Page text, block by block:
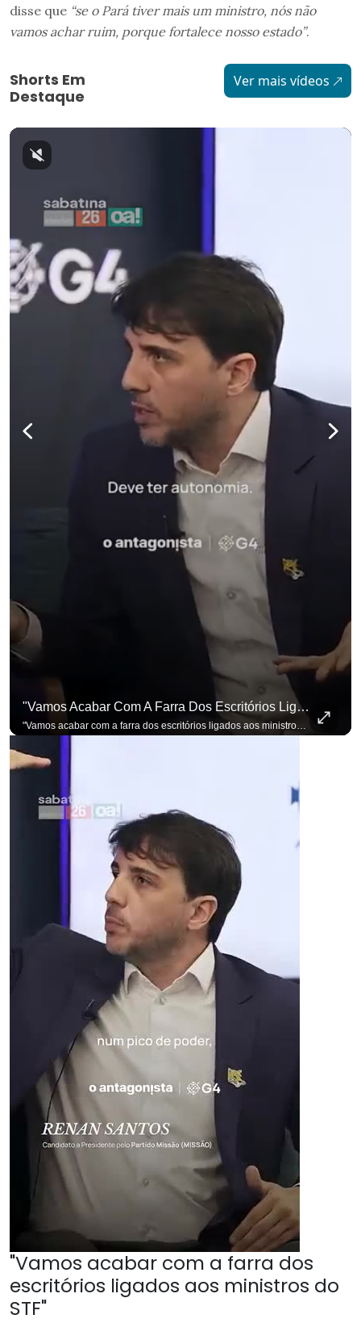
disse que “se o Pará tiver mais um ministro, nós não
vamos achar ruim, porque fortalece nosso estado”.
Shorts Em
Destaque
Ver mais vídeos
"Vamos Acabar Com A Farra Dos Escritórios Ligados Aos Ministros Do STF"
"Vamos acabar com a farra dos escritórios ligados aos ministros do STF". Essa foi a resposta de Renan Santos ao ser questionado sobre o Judiciário. Se você busca informação com credibilidade, inscreva-se agora e ative o
"Vamos acabar com a farra dos
escritórios ligados aos ministros do
STF"